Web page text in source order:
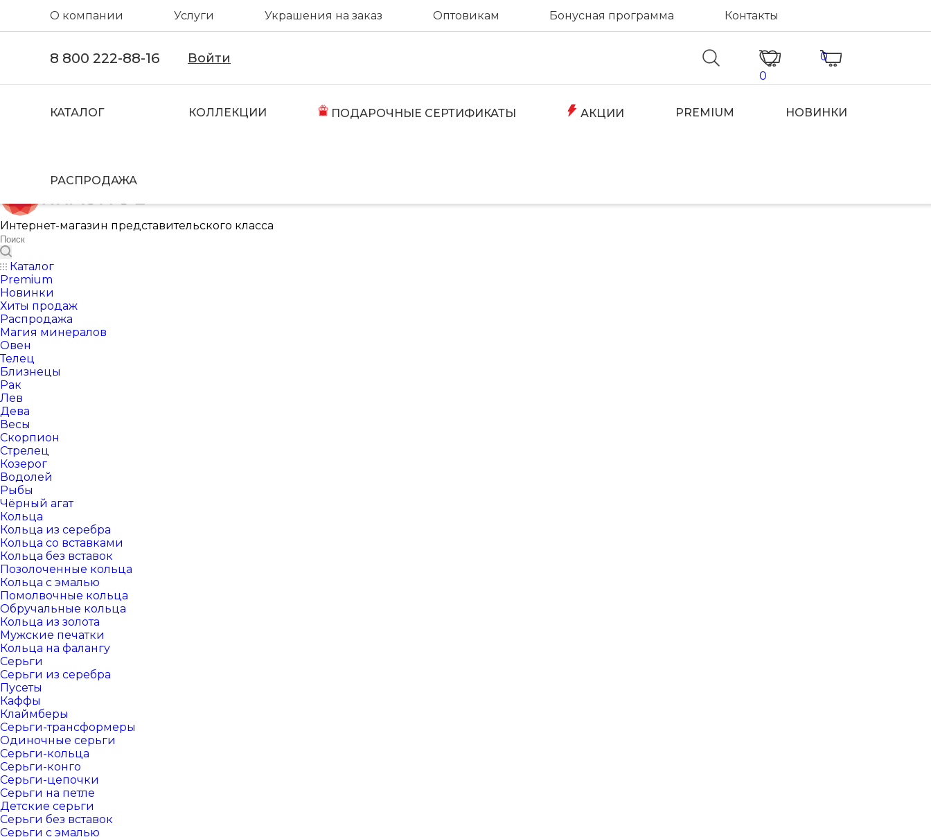
О компании Услуги Украшения на заказ Оптовикам Бонусная программа Контакты
8 800 222-88-16 Войти
0
0
КАТАЛОГ КОЛЛЕКЦИИ ПОДАРОЧНЫЕ СЕРТИФИКАТЫ АКЦИИ PREMIUM НОВИНКИ
РАСПРОДАЖА
Интернет-магазин представительского класса
Каталог
Premium
Новинки
Хиты продаж
Распродажа
Магия минералов
Овен
Телец
Близнецы
Рак
Лев
Дева
Весы
Скорпион
Стрелец
Козерог
Водолей
Рыбы
Чёрный агат
Кольца
Кольца из серебра
Кольца со вставками
Кольца без вставок
Позолоченные кольца
Кольца с эмалью
Помолвочные кольца
Обручальные кольца
Кольца из золота
Мужские печатки
Кольца на фалангу
Серьги
Серьги из серебра
Пусеты
Каффы
Клаймберы
Серьги-трансформеры
Одиночные серьги
Серьги-кольца
Серьги-конго
Серьги-цепочки
Серьги на петле
Детские серьги
Серьги без вставок
Серьги с эмалью